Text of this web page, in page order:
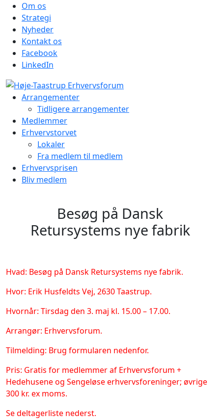
Om os
Strategi
Nyheder
Kontakt os
Facebook
LinkedIn
Arrangementer
Tidligere arrangementer
Medlemmer
Erhvervstorvet
Lokaler
Fra medlem til medlem
Erhvervsprisen
Bliv medlem
Besøg på Dansk
Retursystems nye fabrik
Hvad: Besøg på Dansk Retursystems nye fabrik.
Hvor: Erik Husfeldts Vej, 2630 Taastrup.
Hvornår: Tirsdag den 3. maj kl. 15.00 – 17.00.
Arrangør: Erhvervsforum.
Tilmelding: Brug formularen nedenfor.
Pris: Gratis for medlemmer af Erhvervsforum +
Hedehusene og Sengeløse erhvervsforeninger; øvrige
300 kr. ex moms.
Se deltagerliste nederst.